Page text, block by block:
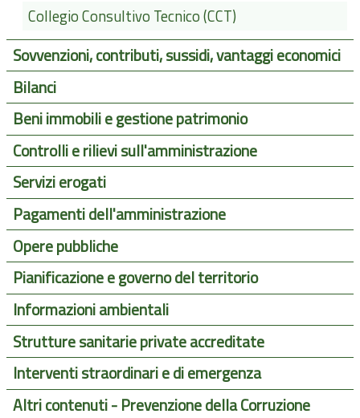
Collegio Consultivo Tecnico (CCT)
Sovvenzioni, contributi, sussidi, vantaggi economici
Bilanci
Beni immobili e gestione patrimonio
Controlli e rilievi sull'amministrazione
Servizi erogati
Pagamenti dell'amministrazione
Opere pubbliche
Pianificazione e governo del territorio
Informazioni ambientali
Strutture sanitarie private accreditate
Interventi straordinari e di emergenza
Altri contenuti - Prevenzione della Corruzione